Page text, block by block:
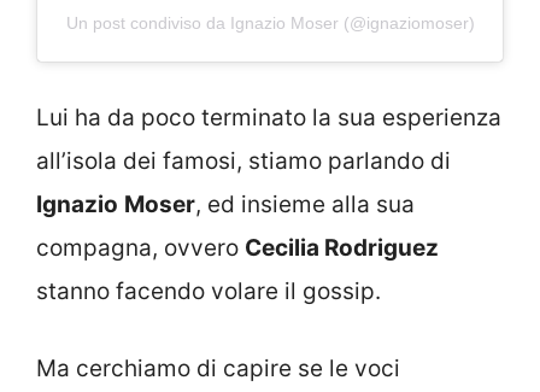
Un post condiviso da Ignazio Moser (@ignaziomoser)
Lui ha da poco terminato la sua esperienza
all’isola dei famosi, stiamo parlando di
Ignazio Moser, ed insieme alla sua
compagna, ovvero Cecilia Rodriguez
stanno facendo volare il gossip.
Ma cerchiamo di capire se le voci